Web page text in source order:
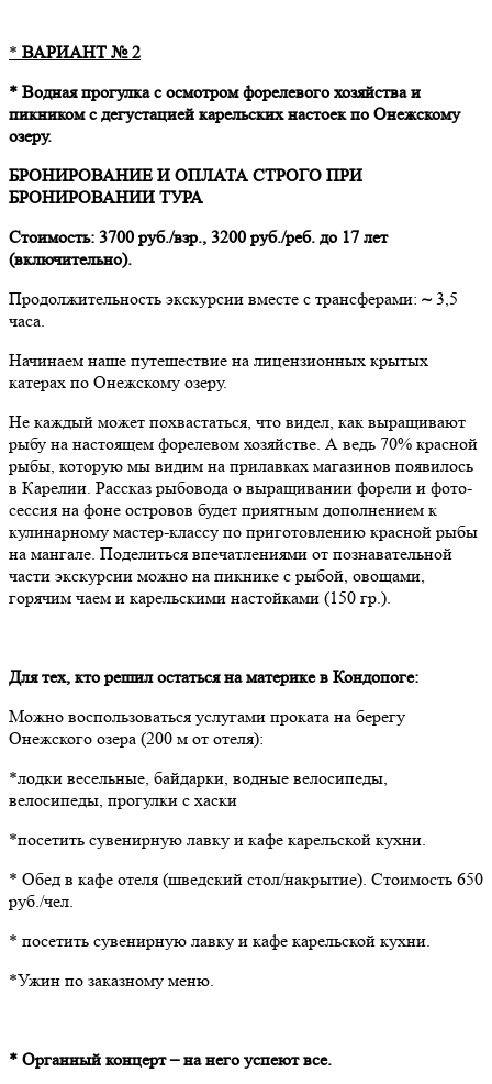
* ВАРИАНТ № 2
* Водная прогулка с осмотром форелевого хозяйства и
пикником с дегустацией карельских настоек по Онежскому
озеру.
БРОНИРОВАНИЕ И ОПЛАТА СТРОГО ПРИ
БРОНИРОВАНИИ ТУРА
Стоимость: 3700 руб./взр., 3200 руб./реб. до 17 лет
(включительно).
Продолжительность экскурсии вместе с трансферами: ~ 3,5
часа.
Начинаем наше путешествие на лицензионных крытых
катерах по Онежскому озеру.
Не каждый может похвастаться, что видел, как выращивают
рыбу на настоящем форелевом хозяйстве. А ведь 70% красной
рыбы, которую мы видим на прилавках магазинов появилось
в Карелии. Рассказ рыбовода о выращивании форели и фото-
сессия на фоне островов будет приятным дополнением к
кулинарному мастер-классу по приготовлению красной рыбы
на мангале. Поделиться впечатлениями от познавательной
части экскурсии можно на пикнике с рыбой, овощами,
горячим чаем и карельскими настойками (150 гр.).
Для тех, кто решил остаться на материке в Кондопоге:
Можно воспользоваться услугами проката на берегу
Онежского озера (200 м от отеля):
*лодки весельные, байдарки, водные велосипеды,
велосипеды, прогулки с хаски
*посетить сувенирную лавку и кафе карельской кухни.
* Обед в кафе отеля (шведский стол/накрытие). Стоимость 650
руб./чел.
* посетить сувенирную лавку и кафе карельской кухни.
*Ужин по заказному меню.
* Органный концерт – на него успеют все.